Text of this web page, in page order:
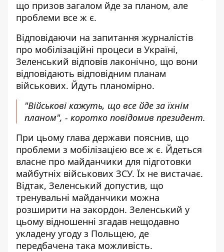
що призов загалом йде за планом, але
проблеми все ж є.
Відповідаючи на запитання журналістів
про мобілізаційні процеси в Україні,
Зеленський відповів лаконічно, що вони
відповідають відповідним планам
військових. Йдуть планомірно.
"Військові кажуть, що все йде за їхнім
планом", - коротко повідомив президент.
При цьому глава держави пояснив, що
проблеми з мобілізацією все ж є. Йдеться
власне про майданчики для підготовки
майбутніх військових ЗСУ. Їх не вистачає.
Відтак, Зеленський допустив, що
тренувальні майданчики можна
розширити на закордон. Зеленський у
цьому відношенні згадав нещодавно
укладену угоду з Польщею, де
передбачена така можливість.